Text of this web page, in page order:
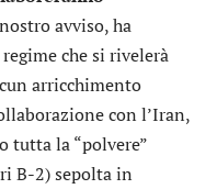
avviso, ha
che si rivelerà
arricchimento
con l’Iran,
tutta la “polvere”
B-2) sepolta in